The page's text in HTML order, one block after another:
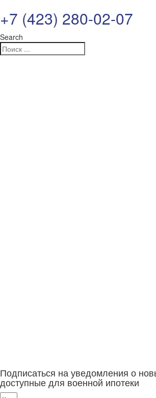
+7 (423) 280-02-07
Search
Подписаться на уведомления о
доступные для военной ипотеки